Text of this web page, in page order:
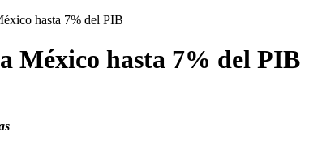
hasta 7% del PIB
México hasta 7% del PIB